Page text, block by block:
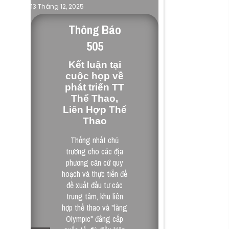
Quy Hoạch & Pháp Lý
13 Tháng 12, 2025
Thông Báo
505
Kết luận tại
cuộc họp về
phát triển TT
Thể Thao,
Liên Hợp Thể
Thao
Thống nhất chủ
trương cho các địa
phương căn cứ quy
hoạch và thực tiễn để
đề xuất đầu tư các
trung tâm, khu liên
hợp thể thao và "làng
Olympic" đẳng cấp